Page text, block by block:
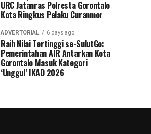
URC Jatanras Polresta Gorontalo
Kota Ringkus Pelaku Curanmor
ADVERTORIAL 6 days ago
Raih Nilai Tertinggi se-SulutGo:
Pemerintahan AIR Antarkan Kota
Gorontalo Masuk Kategori
‘Unggul’ IKAD 2026